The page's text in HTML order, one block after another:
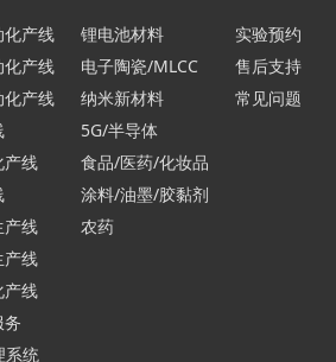
化产线
化产线
化产线
产线
产线
产线
产线
系统
锂电池材料
电子陶瓷/MLCC
纳米新材料
5G/半导体
食品/医药/化妆品
涂料/油墨/胶黏剂
农药
实验预约
售后支持
常见问题